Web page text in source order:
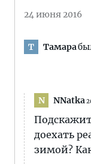
24 июня 2016
Т Тамара
N NNatka
доехать
зимой?